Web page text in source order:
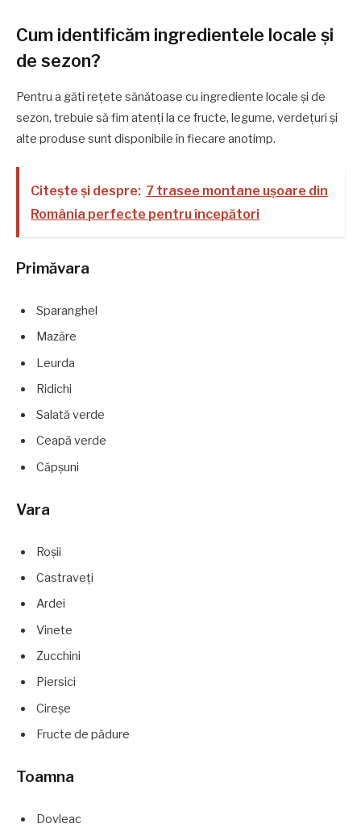
Cum identificăm ingredientele locale și
de sezon?
Pentru a găti rețete sănătoase cu ingrediente locale și de
sezon, trebuie să fim atenți la ce fructe, legume, verdețuri și
alte produse sunt disponibile în fiecare anotimp.
Citește și despre: 7 trasee montane ușoare din
România perfecte pentru începători
Primăvara
Sparanghel
Mazăre
Leurda
Ridichi
Salată verde
Ceapă verde
Căpșuni
Vara
Roșii
Castraveți
Ardei
Vinete
Zucchini
Piersici
Cireșe
Fructe de pădure
Toamna
Dovleac